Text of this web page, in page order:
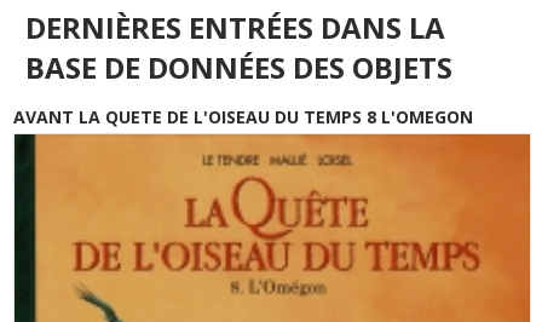
DERNIÈRES ENTRÉES DANS LA
BASE DE DONNÉES DES OBJETS
AVANT LA QUETE DE L'OISEAU DU TEMPS 8 L'OMEGON